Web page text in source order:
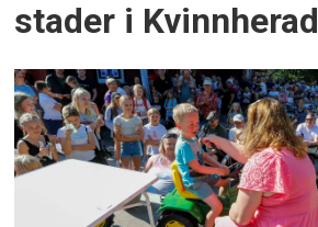
stader i Kvinnherad